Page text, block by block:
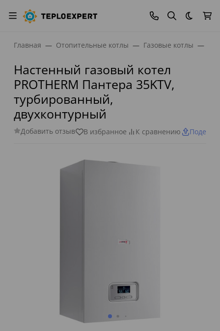
Темная
Главная Отопительные котлы Газовые котлы
Настенный газовый котел
PROTHERM Пантера 35KTV,
турбированный,
двухконтурный
Добавить отзыв В избранное К сравнению